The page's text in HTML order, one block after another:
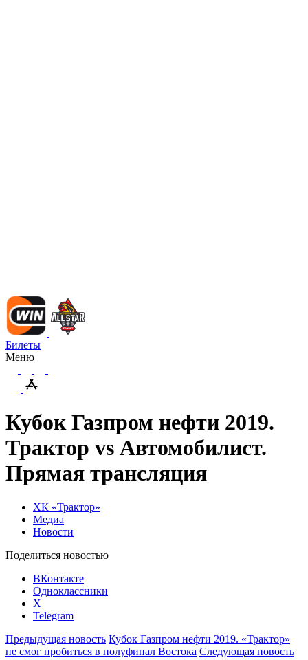
Билеты
Меню
Кубок Газпром нефти 2019.
Трактор vs Автомобилист.
Прямая трансляция
ХК «Трактор»
Медиа
Новости
Поделиться новостью
ВКонтакте
Одноклассники
X
Telegram
Предыдущая новость Кубок Газпром нефти 2019. «Трактор»
не смог пробиться в полуфинал Востока Следующая новость